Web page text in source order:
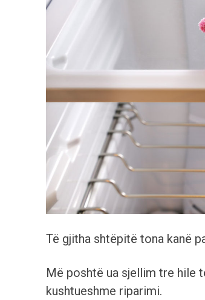
Të gjitha shtëpitë tona kanë
Më poshtë ua sjellim tre hile
kushtueshme riparimi.